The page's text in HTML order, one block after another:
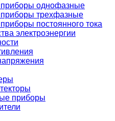
однофазные
трехфазные
постоянного тока
электроэнергии
приборы